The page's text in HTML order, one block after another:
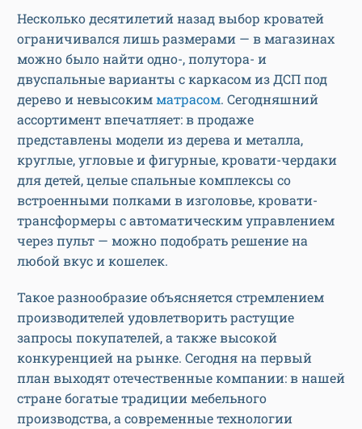
Несколько десятилетий назад выбор кроватей
ограничивался лишь размерами — в магазинах
можно было найти одно-, полутора- и
двуспальные варианты с каркасом из ДСП под
дерево и невысокимматрасом. Сегодняшний
ассортимент впечатляет: в продаже
представлены модели из дерева и металла,
круглые, угловые и фигурные, кровати-чердаки
для детей, целые спальные комплексы со
встроенными полками в изголовье, кровати-
трансформеры с автоматическим управлением
через пульт — можно подобрать решение на
любой вкус и кошелек.
Такое разнообразие объясняется стремлением
производителей удовлетворить растущие
запросы покупателей, а также высокой
конкуренцией на рынке. Сегодня на первый
план выходят отечественные компании: в нашей
стране богатые традиции мебельного
производства, а современные технологии